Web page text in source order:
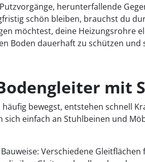
herunterfallende
schön bleiben, brauchst du
möchtest, deine
Boden dauerhaft zu schützen und
mit
bewegst, entstehen schnell
sich einfach an Stuhlbeinen und
Verschiedene